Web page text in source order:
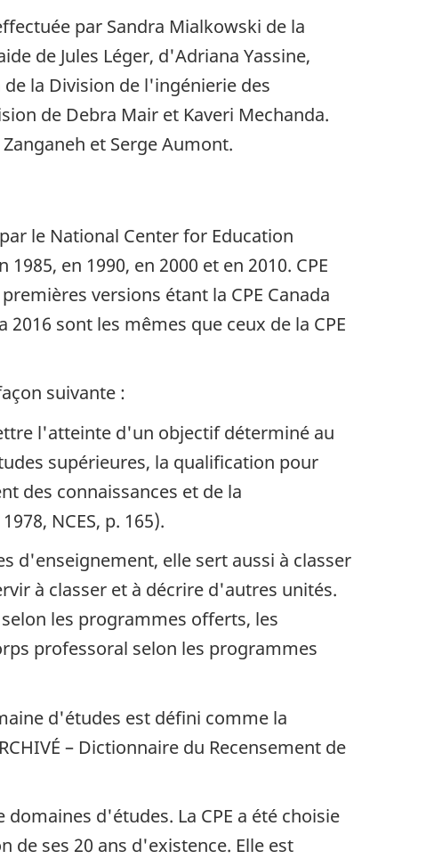
par Sandra Mialkowski de la
de Jules Léger, d'Adriana Yassine,
la Division de l'ingénierie des
de Debra Mair et Kaveri Mechanda.
et Serge Aumont.
le National Center for Education
en 1990, en 2000 et en 2010. CPE
versions étant la CPE Canada
2016 sont les mêmes que ceux de la CPE
suivante :
l'atteinte d'un objectif déterminé au
supérieures, la qualification pour
des connaissances et de la
NCES, p. 165).
d'enseignement, elle sert aussi à classer
à classer et à décrire d'autres unités.
les programmes offerts, les
professoral selon les programmes
d'études est défini comme la
– Dictionnaire du Recensement de
d'études. La CPE a été choisie
ses 20 ans d'existence. Elle est